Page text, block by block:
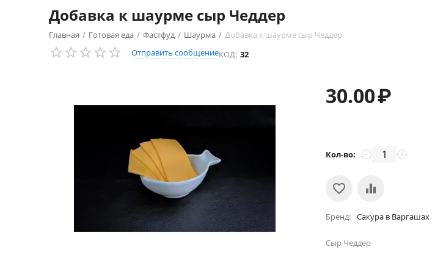
Добавка к шаурме сыр Чеддер
Главная / Готовая еда / Фастфуд / Шаурма / Добавка к шаурме сыр Чеддер
Отправить сообщениеКОД: 32
30.00₽
Кол-во: +
−
Бренд Сакура в Варгашах
Сыр Чеддер